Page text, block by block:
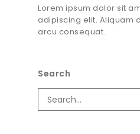
Lorem ipsum dolor sit
adipiscing elit. Aliquam
arcu consequat.
Search